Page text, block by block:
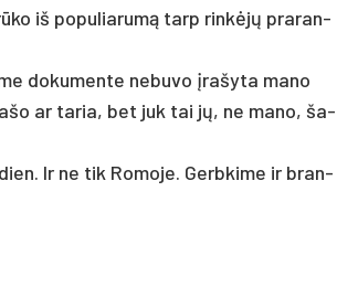
iš po­pu­lia­rumą tarp rinkėjų pra­ran­
do­ku­men­te ne­bu­vo įra­šy­ta ma­no
ar ta­ria, bet juk tai jų, ne ma­no, ša­
Ir ne tik Ro­mo­je. Gerb­ki­me ir bran­